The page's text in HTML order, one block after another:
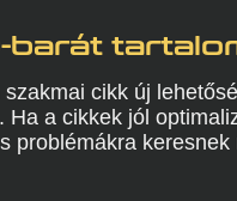
barát
szakmai cikk új
Ha a cikkek jól
problémákra